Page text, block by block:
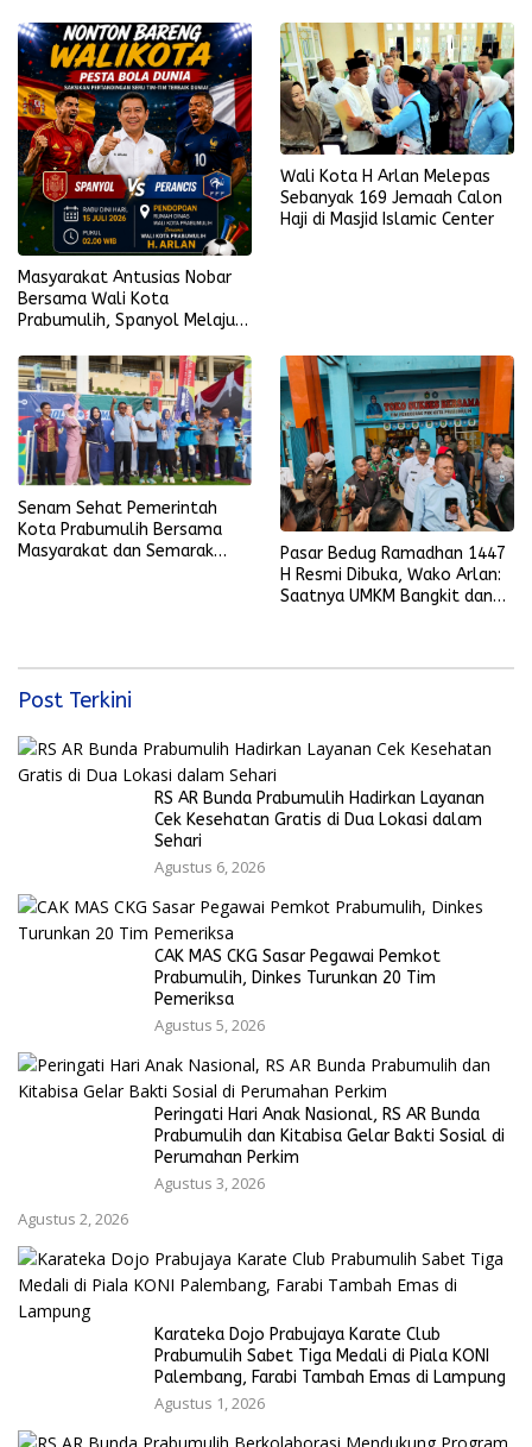
Masyarakat Antusias Nobar
Bersama Wali Kota
Prabumulih, Spanyol Melaju
Wali Kota H Arlan Melepas
Sebanyak 169 Jemaah Calon
Haji di Masjid Islamic Center
Senam Sehat Pemerintah
Kota Prabumulih Bersama
Masyarakat dan Semarak
Pasar Bedug Ramadhan 1447
H Resmi Dibuka, Wako Arlan:
Saatnya UMKM Bangkit dan
Post Terkini
RS AR Bunda Prabumulih Hadirkan Layanan
Cek Kesehatan Gratis di Dua Lokasi dalam
Sehari
Agustus 6, 2026
CAK MAS CKG Sasar Pegawai Pemkot
Prabumulih, Dinkes Turunkan 20 Tim
Pemeriksa
Agustus 5, 2026
Peringati Hari Anak Nasional, RS AR Bunda
Prabumulih dan Kitabisa Gelar Bakti Sosial di
Perumahan Perkim
Agustus 3, 2026
Agustus 2, 2026
Karateka Dojo Prabujaya Karate Club
Prabumulih Sabet Tiga Medali di Piala KONI
Palembang, Farabi Tambah Emas di Lampung
Agustus 1, 2026